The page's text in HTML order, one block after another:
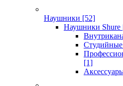
Наушники [52]
Наушники Shure
[1]